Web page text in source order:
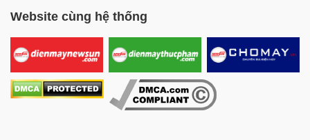
Website cùng hệ thống